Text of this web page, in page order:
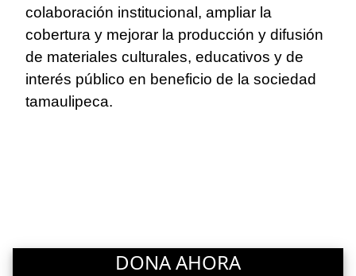
colaboración institucional, ampliar la
cobertura y mejorar la producción y difusión
de materiales culturales, educativos y de
interés público en beneficio de la sociedad
tamaulipeca.
DONA AHORA